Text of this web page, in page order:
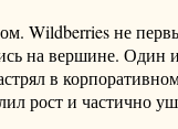
Wildberries не
на вершине. Один
в
рост и частично